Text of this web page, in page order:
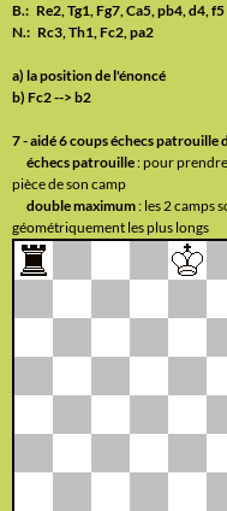
B.: Re2, Tg1, Fg7, Ca5, pb4, d4,
N.: Rc3, Th1, Fc2, pa2
a) la position de l'énoncé
b) Fc2 --> b2
7 - aidé 6 coups échecs patrouille
échecs patrouille: pour
pièce de son camp
double maximum: les 2 camps
géométriquement les plus longs